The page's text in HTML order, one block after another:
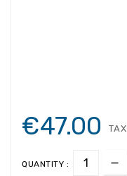
€47.00
QUANTITY :